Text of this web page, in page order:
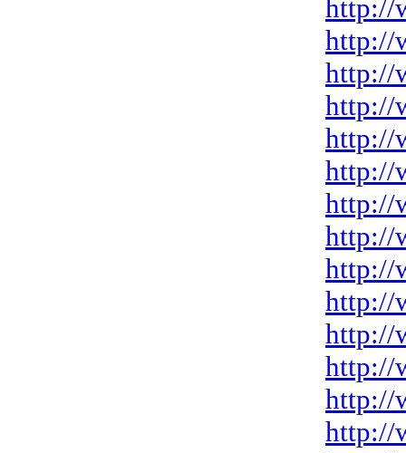
http://
http://
http://
http://
http://
http://
http://
http://
http://
http://
http://
http://
http://
http://